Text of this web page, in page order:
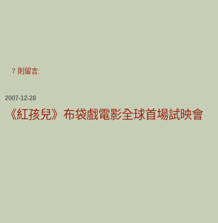
7 則留言:
2007-12-28
《紅孩兒》布袋戲電影全球首場試映會